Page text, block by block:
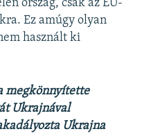
ország, csak az EU-
Ez amúgy olyan
használt ki
megkönnyítette
Ukrajnával
Ukrajna